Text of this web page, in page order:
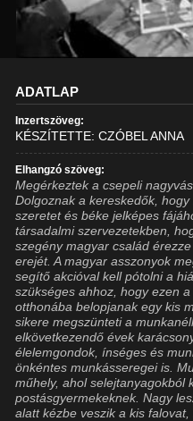
ADATLAP
Inzertszöveg:
KÉSZÍTETTE: CZÓBEL ANNA
Elhangzó szöveg:
Megérkeztek a csepeli
Dolgoznak a kereskedők,
szeretet és béke jelképes
társadalmi szervezetekben,
szegény magyar család
erejét. A magyar asszonyok
segítő akcióval kell pótolni a
szükséges ahhoz, hogy ezen
otthonába belopjanak egy kis
sikere megszünteti a
elkövetkezendő évek
élelemgondok, ínséges és
önkéntes munkásseregei is.
műhely, ahol selejtanyagokból
postásgyermekeknek. Nagy
alatt kézbe veszik a kis